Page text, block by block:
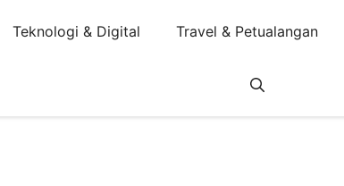
Teknologi & Digital Travel & Petualangan